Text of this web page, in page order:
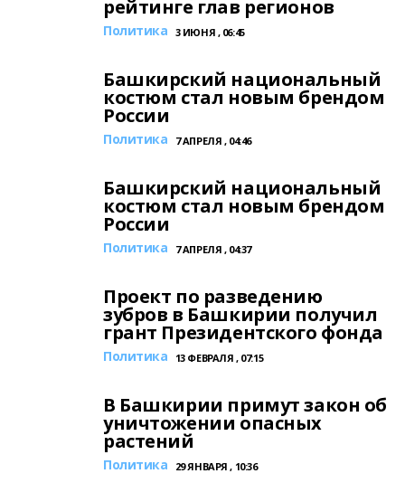
рейтинге глав регионов
Политика 3 ИЮНЯ , 06:45
Башкирский национальный
костюм стал новым брендом
России
Политика 7 АПРЕЛЯ , 04:46
Башкирский национальный
костюм стал новым брендом
России
Политика 7 АПРЕЛЯ , 04:37
Проект по разведению
зубров в Башкирии получил
грант Президентского фонда
Политика 13 ФЕВРАЛЯ , 07:15
В Башкирии примут закон об
уничтожении опасных
растений
Политика 29 ЯНВАРЯ , 10:36